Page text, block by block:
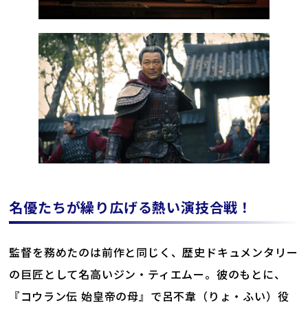
名優たちが繰り広げる熱い演技合戦！
監督を務めたのは前作と同じく、歴史ドキュメンタリー
の巨匠として名高いジン・ティエムー。彼のもとに、
『コウラン伝 始皇帝の母』で呂不韋（りょ・ふい）役